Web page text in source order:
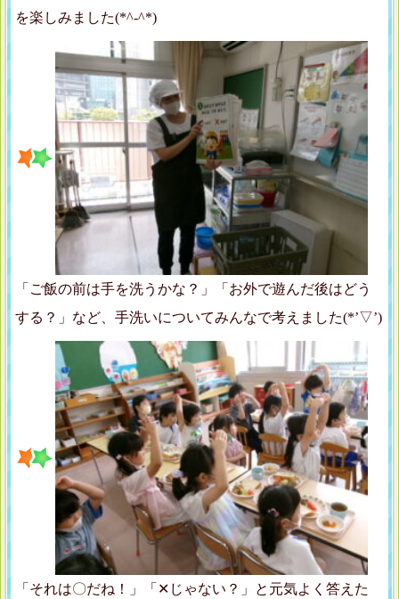
を楽しみました(*^-^*)
「ご飯の前は手を洗うかな？」「お外で遊んだ後はどう
する？」など、手洗いについてみんなで考えました(*’▽’)
「それは〇だね！」「✕じゃない？」と元気よく答えた